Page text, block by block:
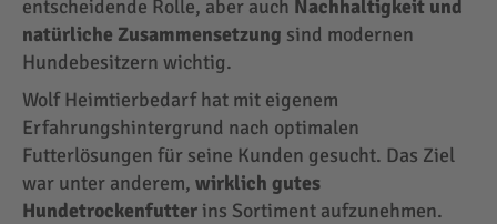
entscheidende Rolle, aber auch Nachhaltigkeit und
natürliche Zusammensetzung sind modernen
Hundebesitzern wichtig.
Wolf Heimtierbedarf hat mit eigenem
Erfahrungshintergrund nach optimalen
Futterlösungen für seine Kunden gesucht. Das Ziel
war unter anderem, wirklich gutes
Hundetrockenfutter ins Sortiment aufzunehmen.